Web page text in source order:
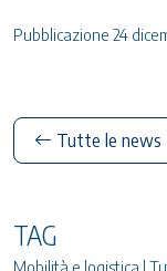
Pubblicazione 24
Tutte le news
TAG
Mobilità e logistica |